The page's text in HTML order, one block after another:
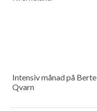
Intensiv månad på Berte
Qvarn